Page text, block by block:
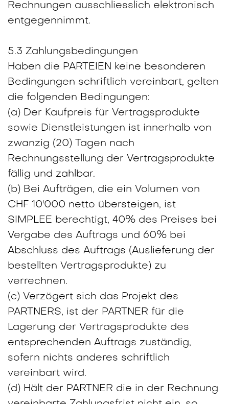
Rechnungen ausschliesslich elektronisch
entgegennimmt.
5.3 Zahlungsbedingungen
Haben die PARTEIEN keine besonderen
Bedingungen schriftlich vereinbart, gelten
die folgenden Bedingungen:
(a) Der Kaufpreis für Vertragsprodukte
sowie Dienstleistungen ist innerhalb von
zwanzig (20) Tagen nach
Rechnungsstellung der Vertragsprodukte
fällig und zahlbar.
(b) Bei Aufträgen, die ein Volumen von
CHF 10'000 netto übersteigen, ist
SIMPLEE berechtigt, 40% des Preises bei
Vergabe des Auftrags und 60% bei
Abschluss des Auftrags (Auslieferung der
bestellten Vertragsprodukte) zu
verrechnen.
(c) Verzögert sich das Projekt des
PARTNERS, ist der PARTNER für die
Lagerung der Vertragsprodukte des
entsprechenden Auftrags zuständig,
sofern nichts anderes schriftlich
vereinbart wird.
(d) Hält der PARTNER die in der Rechnung